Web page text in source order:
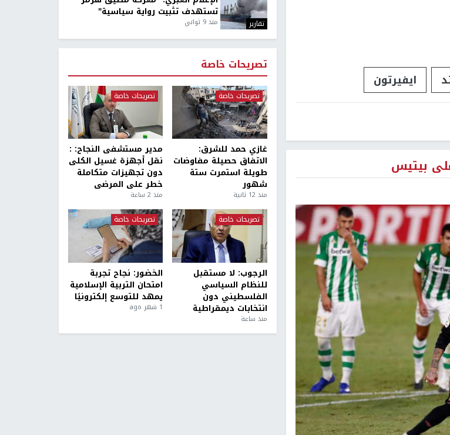
ايفيرتون
بيتيس
تقارير
تستهدف تثبيت رواية سياسية"
منذ 9 ثواني
تصريحات خاصة
تصريحات خاصة
غازي حمد للشرق:
الاتفاق حصيلة مفاوضات
طويلة استمرت ستة
شهور
منذ 12 ثانية
تصريحات خاصة
مدير مستشفى النجاح: :
نقل أجهزة غسيل الكلى
دون تجهيزات متكاملة
خطر على المرضى
منذ 2 ساعة
تصريحات خاصة
الرجوب: لا مستقبل
للنظام السياسي
الفلسطيني دون
انتخابات ديمقراطية
منذ ساعة
تصريحات خاصة
الخضور: نجاح تجربة
امتحان التربية الإسلامية
يمهد للتوسع إلكترونيًا
1 شهر ago